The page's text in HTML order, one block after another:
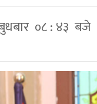
०८ : ४३ बजे